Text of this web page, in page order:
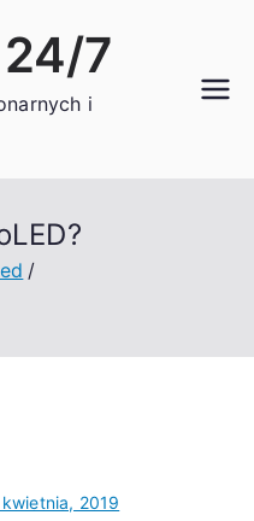
7
i
2019